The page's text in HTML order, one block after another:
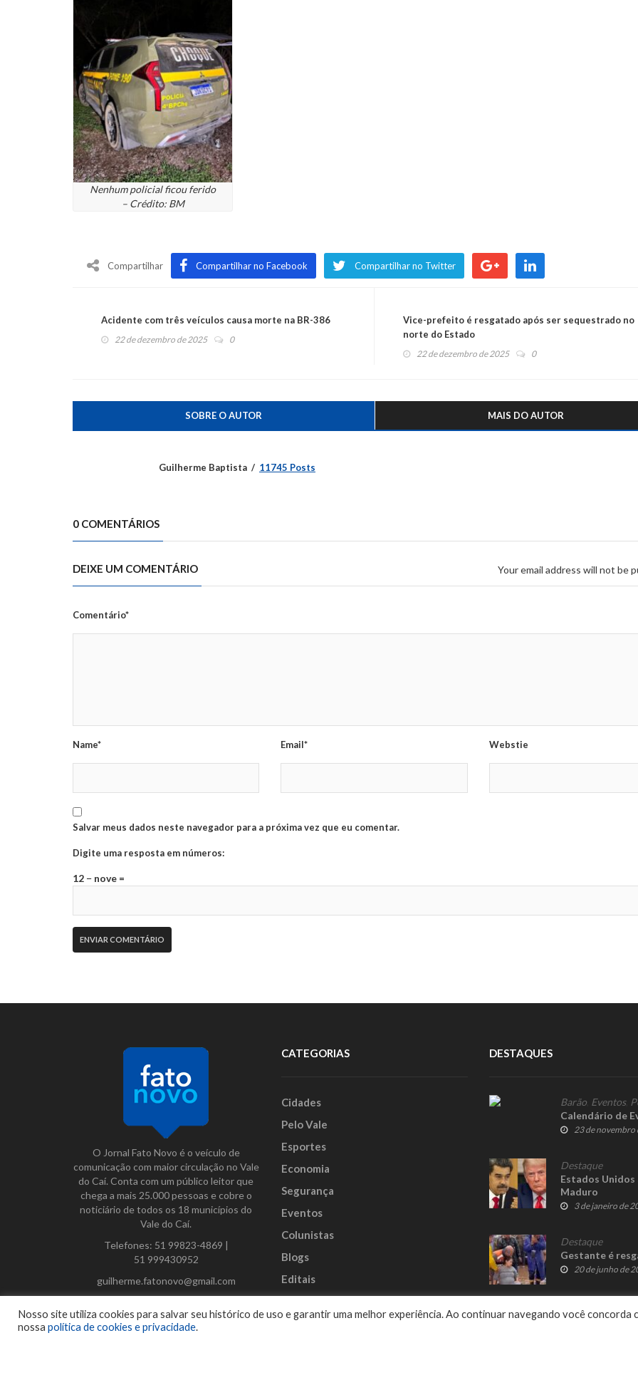
Nenhum policial ficou ferido
– Crédito: BM
Compartilhar Compartilhar no Facebook Compartilhar no Twitter
Acidente com três veículos causa morte na BR-386
22 de dezembro de 2025 0
Vice-prefeito é resgatado após ser sequestrado no
norte do Estado
22 de dezembro de 2025 0
SOBRE O AUTOR MAIS DO AUTOR
Guilherme Baptista 11745 Posts
0 COMENTÁRIOS
DEIXE UM COMENTÁRIO Your email address will not be
Comentário*
Name* Email* Webstie
Salvar meus dados neste navegador para a próxima vez que eu comentar.
Digite uma resposta em números:
12 − nove =
O Jornal Fato Novo é o veículo de
comunicação com maior circulação no Vale
do Caí. Conta com um público leitor que
chega a mais 25.000 pessoas e cobre o
noticiário de todos os 18 municípios do
Vale do Caí.
Telefones: 51 99823-4869 |
51 999430952
guilherme.fatonovo@gmail.com
Facebook
Instagram
Twitter
CATEGORIAS
Cidades
Pelo Vale
Esportes
Economia
Segurança
Eventos
Colunistas
Blogs
Editais
DESTAQUES
Barão Eventos,
Calendário de
23 de novembro
Destaque
Estados
Maduro
3 de janeiro de
Destaque
Gestante é
20 de junho de
Nosso site utiliza cookies para salvar seu histórico de uso e garantir uma melhor experiência. Ao continuar navegando você concorda
nossa política de cookies e privacidade.